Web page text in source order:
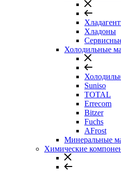
Хладоны
Холодильные
Suniso
TOTAL
Errecom
Bitzer
Fuchs
AFrost
Минеральные
Химические